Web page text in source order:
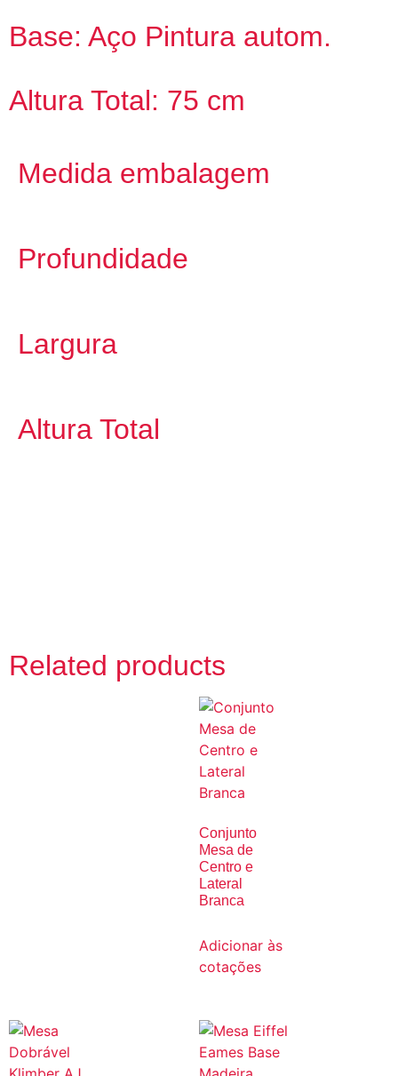
Base: Aço Pintura autom.
Altura Total: 75 cm
Medida embalagem
Profundidade
Largura
Altura Total
Related products
Conjunto
Mesa de
Centro e
Lateral
Branca
Adicionar às
cotações